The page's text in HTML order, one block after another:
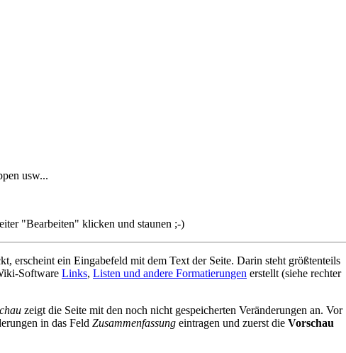
usw...
"Bearbeiten" klicken und staunen ;-)
erscheint ein Eingabefeld mit dem Text der Seite. Darin steht größtenteils
Software Links, Listen und andere Formatierungen erstellt (siehe rechter
zeigt die Seite mit den noch nicht gespeicherten Veränderungen an. Vor
in das Feld Zusammenfassung eintragen und zuerst die Vorschau